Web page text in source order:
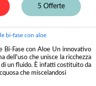
5 Offerte
bi-fase con aloe
Bi-Fase con Aloe Un innovativo
dell'uso che unisce la ricchezza
di un fluido. È infatti costituito da
che miscelandosi